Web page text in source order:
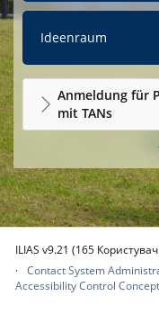
Ideenraum
Anmeldung für
mit TANs
ILIAS v9.21 (165
Contact System
Accessibility Control Concept